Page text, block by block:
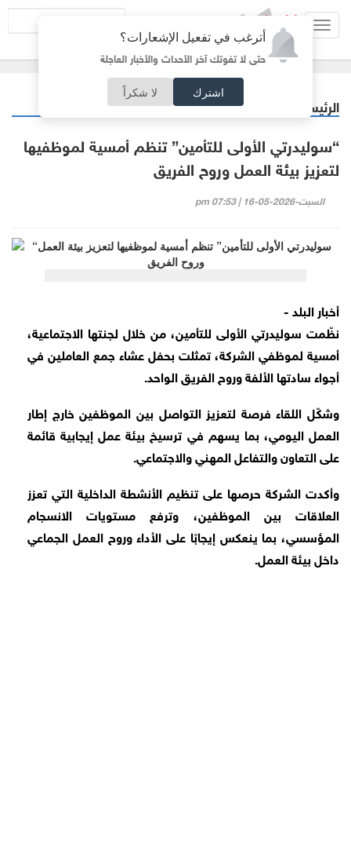
أترغب في تفعيل الإشعارات؟
حتى لا تفوتك آخر الأحداث والأخبار العاجلة
اشترك لا شكراً
الرئيسية
“سوليدرتي الأولى للتأمين” تنظم أمسية لموظفيها
لتعزيز بيئة العمل وروح الفريق
السبت-2026-05-16 | 07:53 pm
أخبار البلد -
نظّمت سوليدرتي الأولى للتأمين، من خلال لجنتها الاجتماعية،
أمسية لموظفي الشركة، تمثلت بحفل عشاء جمع العاملين في
أجواء سادتها الألفة وروح الفريق الواحد.
وشكّل اللقاء فرصة لتعزيز التواصل بين الموظفين خارج إطار
العمل اليومي، بما يسهم في ترسيخ بيئة عمل إيجابية قائمة
على التعاون والتفاعل المهني والاجتماعي.
وأكدت الشركة حرصها على تنظيم الأنشطة الداخلية التي تعزز
العلاقات بين الموظفين، وترفع مستويات الانسجام
المؤسسي، بما ينعكس إيجابًا على الأداء وروح العمل الجماعي
داخل بيئة العمل.